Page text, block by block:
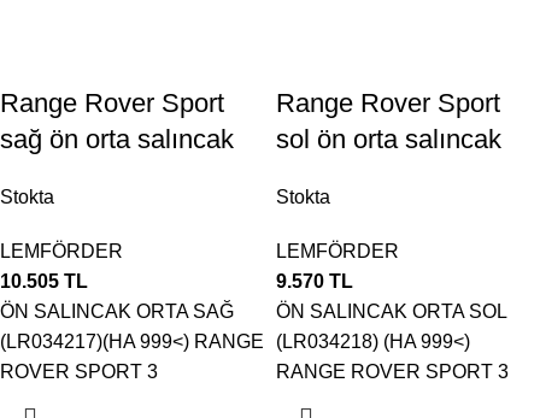
Range Rover Sport
sağ ön orta salıncak
Stokta
LEMFÖRDER
10.505 TL
ÖN SALINCAK ORTA SAĞ
(LR034217)(HA 999<) RANGE
ROVER SPORT 3
Range Rover Sport
sol ön orta salıncak
Stokta
LEMFÖRDER
9.570 TL
ÖN SALINCAK ORTA SOL
(LR034218) (HA 999<)
RANGE ROVER SPORT 3